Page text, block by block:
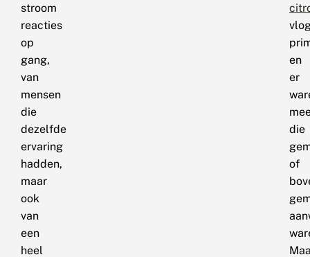
stroom
reacties
op
gang,
van
mensen
die
dezelfde
ervaring
hadden,
maar
ook
van
een
heel
en
er
die
of